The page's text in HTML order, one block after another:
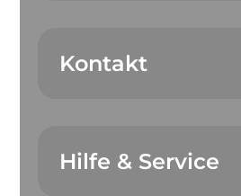
Kontakt
Hilfe & Service